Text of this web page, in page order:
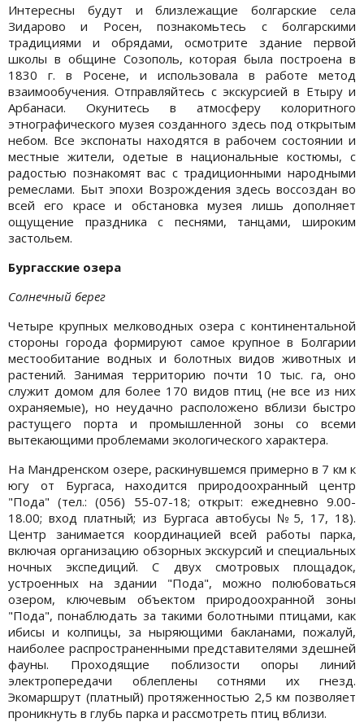
Интересны будут и близлежащие болгарские села
Зидарово и Росен, познакомьтесь с болгарскими
традициями и обрядами, осмотрите здание первой
школы в общине Созополь, которая была построена в
1830 г. в Росене, и использовала в работе метод
взаимообучения. Отправляйтесь с экскурсией в Етыру и
Арбанаси. Окунитесь в атмосферу колоритного
этнографического музея созданного здесь под открытым
небом. Все экспонаты находятся в рабочем состоянии и
местные жители, одетые в национальные костюмы, с
радостью познакомят вас с традиционными народными
ремеслами. Быт эпохи Возрождения здесь воссоздан во
всей его красе и обстановка музея лишь дополняет
ощущение праздника с песнями, танцами, широким
застольем.
Бургасские озера
Солнечный берег
Четыре крупных мелководных озера с континентальной
стороны города формируют самое крупное в Болгарии
местообитание водных и болотных видов животных и
растений. Занимая территорию почти 10 тыс. га, оно
служит домом для более 170 видов птиц (не все из них
охраняемые), но неудачно расположено вблизи быстро
растущего порта и промышленной зоны со всеми
вытекающими проблемами экологического характера.
На Мандренском озере, раскинувшемся примерно в 7 км к
югу от Бургаса, находится природоохранный центр
"Пода" (тел.: (056) 55-07-18; открыт: ежедневно 9.00-
18.00; вход платный; из Бургаса автобусы №5, 17, 18).
Центр занимается координацией всей работы парка,
включая организацию обзорных экскурсий и специальных
ночных экспедиций. С двух смотровых площадок,
устроенных на здании "Пода", можно полюбоваться
озером, ключевым объектом природоохранной зоны
"Пода", понаблюдать за такими болотными птицами, как
ибисы и колпицы, за ныряющими бакланами, пожалуй,
наиболее распространенными представителями здешней
фауны. Проходящие поблизости опоры линий
электропередачи облеплены сотнями их гнезд.
Экомаршрут (платный) протяженностью 2,5 км позволяет
проникнуть в глубь парка и рассмотреть птиц вблизи.